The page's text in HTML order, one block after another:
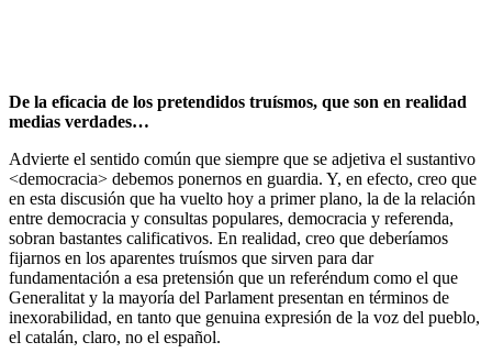
De la eficacia de los pretendidos truísmos, que son en realidad
medias verdades…
Advierte el sentido común que siempre que se adjetiva el sustantivo
<democracia> debemos ponernos en guardia. Y, en efecto, creo que
en esta discusión que ha vuelto hoy a primer plano, la de la relación
entre democracia y consultas populares, democracia y referenda,
sobran bastantes calificativos. En realidad, creo que deberíamos
fijarnos en los aparentes truísmos que sirven para dar
fundamentación a esa pretensión que un referéndum como el que
Generalitat y la mayoría del Parlament presentan en términos de
inexorabilidad, en tanto que genuina expresión de la voz del pueblo,
el catalán, claro, no el español.